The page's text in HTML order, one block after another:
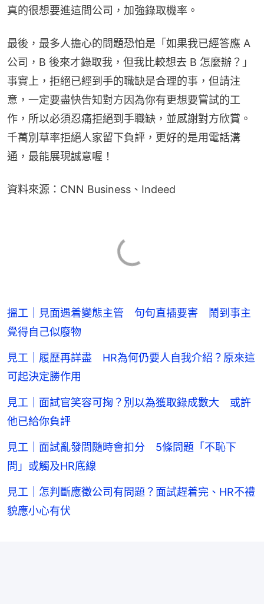
真的很想要進這間公司，加強錄取機率。
最後，最多人擔心的問題恐怕是「如果我已經答應 A
公司，B 後來才錄取我，但我比較想去 B 怎麼辦？」
事實上，拒絕已經到手的職缺是合理的事，但請注
意，一定要盡快告知對方因為你有更想要嘗試的工
作，所以必須忍痛拒絕到手職缺，並感謝對方欣賞。
千萬別草率拒絕人家留下負評，更好的是用電話溝
通，最能展現誠意喔！
資料來源：CNN Business、Indeed
搵工｜見面遇着變態主管 句句直插要害 鬧到事主
覺得自己似廢物
見工｜履歷再詳盡 HR為何仍要人自我介紹？原來這
可起決定勝作用
見工｜面試官笑容可掬？別以為獲取錄成數大 或許
他已給你負評
見工｜面試亂發問隨時會扣分 5條問題「不恥下
問」或觸及HR底線
見工｜怎判斷應徵公司有問題？面試趕着完、HR不禮
貌應小心有伏